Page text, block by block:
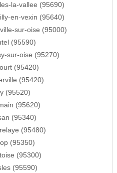
la-vallee (95690)
en-vexin (95640)
sur-oise (95000)
(95590)
sur-oise (95270)
(95420)
(95420)
(95520)
(95620)
(95340)
(95480)
(95350)
(95300)
(95590)